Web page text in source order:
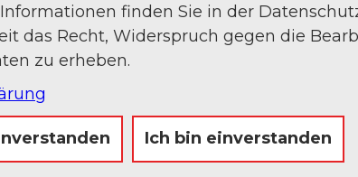
finden Sie in der
das Recht, Widerspruch gegen die
zu erheben.
Ich bin einverstanden